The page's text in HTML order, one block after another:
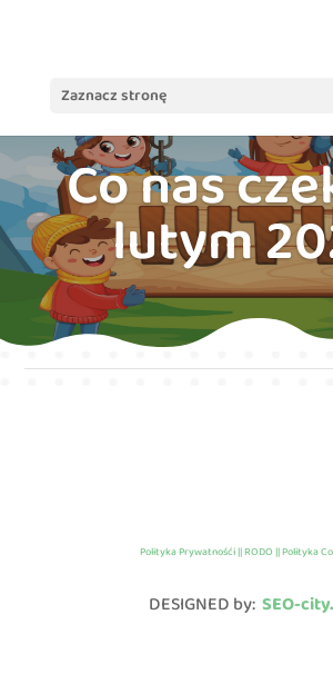
Zaznacz stronę
Co nas
lutym
Polityka Prywatnośći || RODO || Polityka
DESIGNED by:SEO-